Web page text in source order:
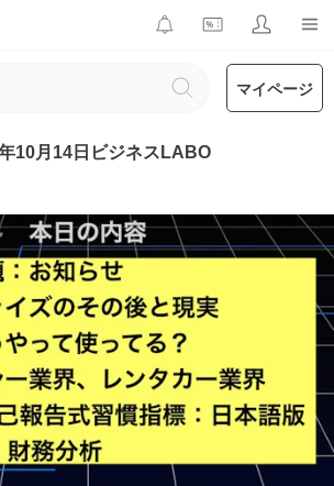
マイページ
10月14日ビジネスLABO